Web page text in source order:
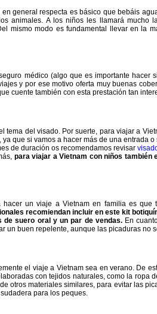
general respecta es básico que bebáis
animales. A los niños les llamará mucho
mismo modo es fundamental llevar en la
médico (algo que es importante
y por ese motivo oferta muy buenas
cuente también con esta prestación tan
tema del visado. Por suerte, para viajar a
que si vamos a hacer más de una
de duración os recomendamos revisar
para viajar a Vietnam con niños también
un viaje a Vietnam en familia es
recomiendan incluir en este kit
de suero oral y un par de vendas.En
un buen repelente, aunque las picaduras no
el viaje a Vietnam sea en verano. De
con tejidos naturales, como la ropa
otros materiales similares, para evitar las
para los peques.